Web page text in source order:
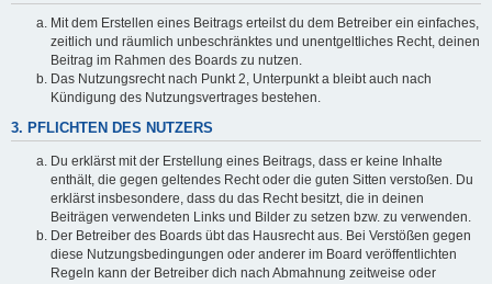
Mit dem Erstellen eines Beitrags erteilst du dem Betreiber ein einfaches,
zeitlich und räumlich unbeschränktes und unentgeltliches Recht, deinen
Beitrag im Rahmen des Boards zu nutzen.
Das Nutzungsrecht nach Punkt 2, Unterpunkt a bleibt auch nach
Kündigung des Nutzungsvertrages bestehen.
3. PFLICHTEN DES NUTZERS
Du erklärst mit der Erstellung eines Beitrags, dass er keine Inhalte
enthält, die gegen geltendes Recht oder die guten Sitten verstoßen. Du
erklärst insbesondere, dass du das Recht besitzt, die in deinen
Beiträgen verwendeten Links und Bilder zu setzen bzw. zu verwenden.
Der Betreiber des Boards übt das Hausrecht aus. Bei Verstößen gegen
diese Nutzungsbedingungen oder anderer im Board veröffentlichten
Regeln kann der Betreiber dich nach Abmahnung zeitweise oder